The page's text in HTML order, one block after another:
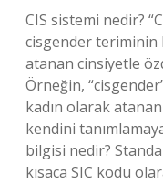
CIS sistemi nedir?
cisgender teriminin
atanan cinsiyetle
Örneğin,
kadın olarak
kendini
bilgisi nedir?
kısaca SIC kodu